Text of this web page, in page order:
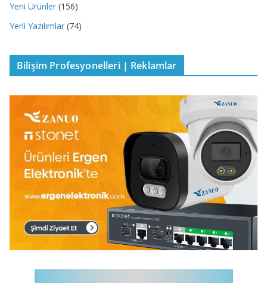
Yeni Ürünler (156)
Yerli Yazılımlar (74)
Bilişim Profesyonelleri | Reklamlar